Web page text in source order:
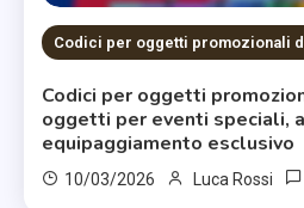
Codici per oggetti promozionali
Codici per oggetti
oggetti per eventi speciali,
equipaggiamento esclusivo
10/03/2026 Luca Rossi